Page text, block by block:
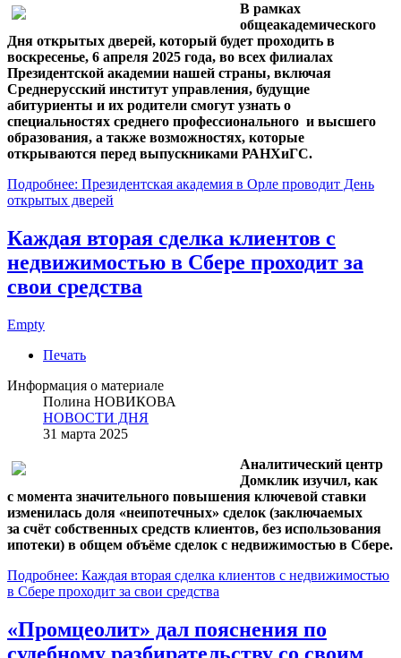
В рамках
общеакадемического
Дня открытых дверей, который будет проходить в
воскресенье, 6 апреля 2025 года, во всех филиалах
Президентской академии нашей страны, включая
Среднерусский институт управления, будущие
абитуриенты и их родители смогут узнать о
специальностях среднего профессионального и высшего
образования, а также возможностях, которые
открываются перед выпускниками РАНХиГС.
Подробнее: Президентская академия в Орле проводит День
открытых дверей
Каждая вторая сделка клиентов с
недвижимостью в Сбере проходит за
свои средства
Empty
Печать
Информация о материале
Полина НОВИКОВА
НОВОСТИ ДНЯ
31 марта 2025
Аналитический центр
Домклик изучил, как
с момента значительного повышения ключевой ставки
изменилась доля «неипотечных» сделок (заключаемых
за счёт собственных средств клиентов, без использования
ипотеки) в общем объёме сделок с недвижимостью в Сбере.
Подробнее: Каждая вторая сделка клиентов с недвижимостью
в Сбере проходит за свои средства
«Промцеолит» дал пояснения по